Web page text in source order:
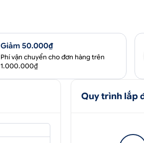
Giảm 50.000₫
Phí vận chuyển cho đơn hàng trên
1.000.000₫
Quy trình lắp